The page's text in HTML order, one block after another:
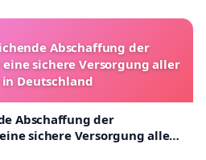
Abschaffung der
sichere Versorgung aller
Deutschland
Abschaffung der
sichere Versorgung aller